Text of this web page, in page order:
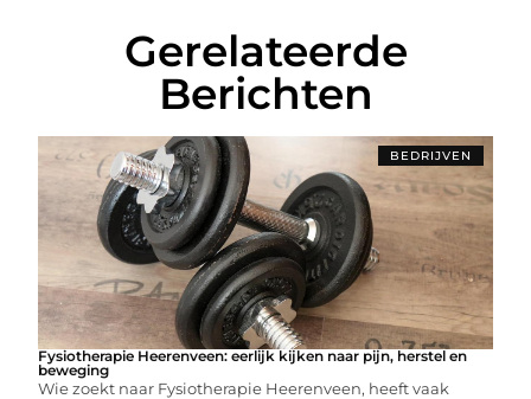
Gerelateerde
Berichten
BEDRIJVEN
Fysiotherapie Heerenveen: eerlijk kijken naar pijn, herstel en
beweging
Wie zoekt naar Fysiotherapie Heerenveen, heeft vaak